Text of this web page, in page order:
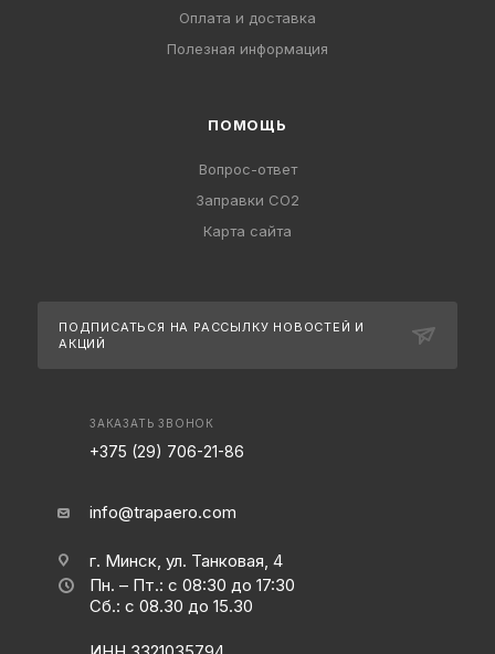
Оплата и доставка
Полезная информация
ПОМОЩЬ
Вопрос-ответ
Заправки CO2
Карта сайта
ПОДПИСАТЬСЯ НА РАССЫЛКУ НОВОСТЕЙ И
АКЦИЙ
ЗАКАЗАТЬ ЗВОНОК
+375 (29) 706-21-86
info@trapaero.com
г. Минск, ул. Танковая, 4
Пн. – Пт.: с 08:30 до 17:30
Сб.: с 08.30 до 15.30